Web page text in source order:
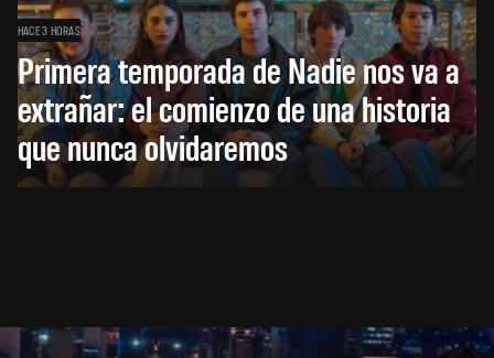
HACE 3 HORAS
Primera temporada de Nadie nos va a
extrañar: el comienzo de una historia
que nunca olvidaremos